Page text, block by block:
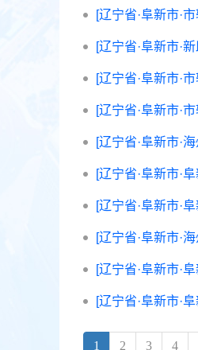
[辽宁省·阜新市·
[辽宁省·阜新市·
[辽宁省·阜新市·
[辽宁省·阜新市·
[辽宁省·阜新市·
[辽宁省·阜新市·
[辽宁省·阜新市·
[辽宁省·阜新市·
[辽宁省·阜新市·
[辽宁省·阜新市·
1 2 3 4